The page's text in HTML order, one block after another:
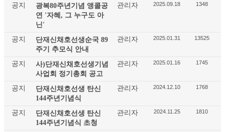
공지
광복80주년기념 앵콜공
연 '자혜, 그 누구도 아
닌'
관리자 2025.09.18 1348
공지
단재신채호선생순국 89
주기 추모식 안내
관리자 2025.01.31 13525
공지
사)단재신채호선생기념
사업회 정기총회 공고
관리자 2025.01.16 1745
공지
단재신채호선생 탄신
144주년기념식
관리자 2024.12.10 1768
공지
단재신채호선생 탄신
144주년기념식 초청
관리자 2024.11.25 1810